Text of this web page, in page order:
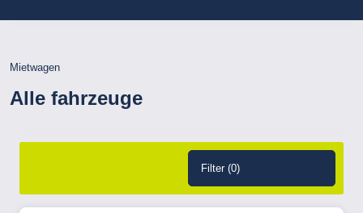
Mietwagen
Alle fahrzeuge
Filter (0)